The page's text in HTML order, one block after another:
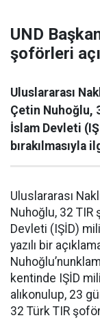
UND
şoförleri
Uluslararası
Çetin Nuhoğlu,
İslam Devleti
bırakılmasıyla
Uluslararası
Nuhoğlu, 32
Devleti (IŞİD)
yazılı bir
kentinde IŞİD
alıkonulup, 23
32 Türk TIR